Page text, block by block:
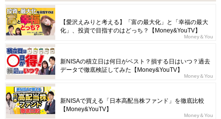
【愛沢えみりと考える】「富の最大化」と「幸福の最大
化」、投資で目指すのはどっち？【Money&YouTV】
Money＆You
新NISAの積立日は何日がベスト？損する日はいつ？過去
データで徹底検証してみた【Money&YouTV】
Money＆You
新NISAで買える「日本高配当株ファンド」を徹底比較
【Money&YouTV】
Money＆You